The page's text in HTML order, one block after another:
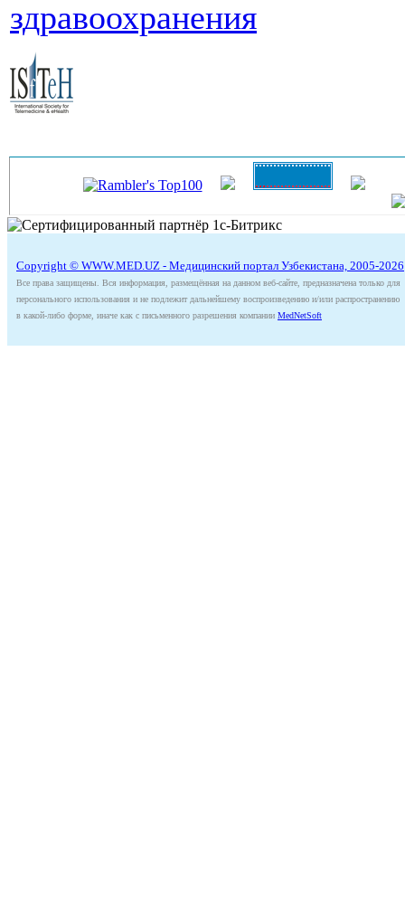
здравоохранения
Copyright © WWW.MED.UZ - Медицинский портал Узбекистана, 2005-2026
Все права защищены. Вся информация, размещённая на данном веб-сайте, предназначена только для
персонального использования и не подлежит дальнейшему воспроизведению и/или распространению
в какой-либо форме, иначе как с письменного разрешения компании MedNetSoft